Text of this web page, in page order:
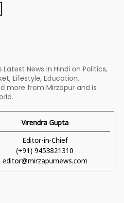
Latest News in Hindi on Politics,
Lifestyle, Education,
more from Mirzapur and is
Virendra Gupta
Editor-in-Chief
(+91) 9453821310
editor@mirzapurnews.com